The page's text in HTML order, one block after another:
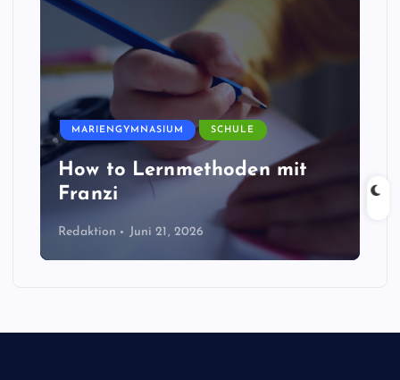
MARIENGYMNASIUM SCHULE
How to Lernmethoden mit
Franzi
Redaktion Juni 21, 2026